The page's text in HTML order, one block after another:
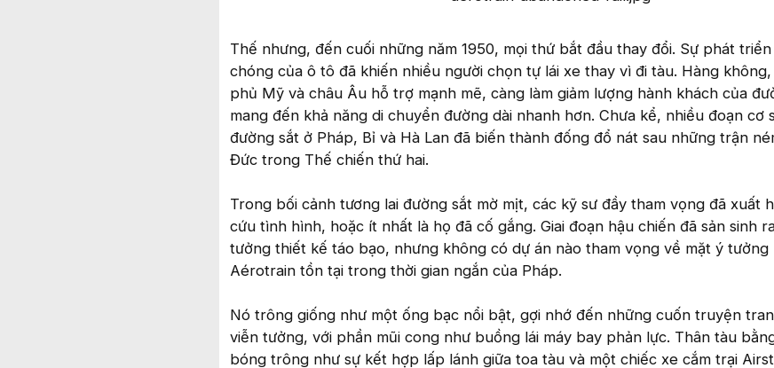
Thế nhưng, đến cuối những năm 1950, mọi thứ bắt đầu thay đổi. Sự phát
chóng của ô tô đã khiến nhiều người chọn tự lái xe thay vì đi tàu. Hàng
phủ Mỹ và châu Âu hỗ trợ mạnh mẽ, càng làm giảm lượng hành khách của
mang đến khả năng di chuyển đường dài nhanh hơn. Chưa kể, nhiều đoạn cơ
đường sắt ở Pháp, Bỉ và Hà Lan đã biến thành đống đổ nát sau những trận
Đức trong Thế chiến thứ hai.
Trong bối cảnh tương lai đường sắt mờ mịt, các kỹ sư đầy tham vọng đã xuất
cứu tình hình, hoặc ít nhất là họ đã cố gắng. Giai đoạn hậu chiến đã sản sinh
tưởng thiết kế táo bạo, nhưng không có dự án nào tham vọng về mặt ý tưởng
Aérotrain tồn tại trong thời gian ngắn của Pháp.
Nó trông giống như một ống bạc nổi bật, gợi nhớ đến những cuốn truyện
viễn tưởng, với phần mũi cong như buồng lái máy bay phản lực. Thân tàu
bóng trông như sự kết hợp lấp lánh giữa toa tàu và một chiếc xe cắm trại